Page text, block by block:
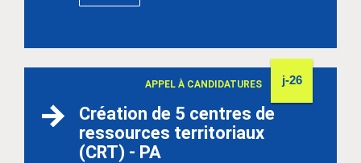
Création de 5 centres de
ressources territoriaux
(CRT) - PA
APPEL À CANDIDATURES j-26